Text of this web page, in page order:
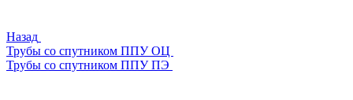
Назад
Трубы со спутником ППУ ОЦ
Трубы со спутником ППУ ПЭ